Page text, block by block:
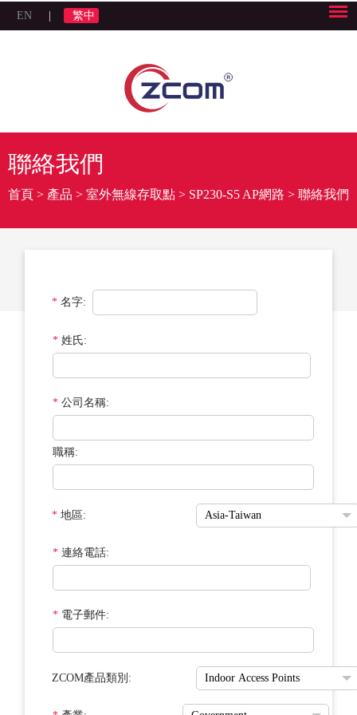
EN 繁中
聯絡我們
首頁 > 產品 > 室外無線存取點 > SP230-S5 AP網路 > 聯絡我們
*名字:
*姓氏:
*公司名稱:
職稱:
*地區:
*連絡電話:
* 電子郵件:
ZCOM產品類別: